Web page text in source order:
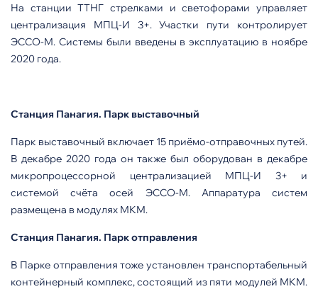
На станции ТТНГ стрелками и светофорами управляет
централизация МПЦ-И 3+. Участки пути контролирует
ЭССО-М. Системы были введены в эксплуатацию в ноябре
2020 года.
Станция Панагия. Парк выставочный
Парк выставочный включает 15 приёмо-отправочных путей.
В декабре 2020 года он также был оборудован в декабре
микропроцессорной централизацией МПЦ-И 3+ и
системой счёта осей ЭССО-М. Аппаратура систем
размещена в модулях МКМ.
Станция Панагия. Парк отправления
В Парке отправления тоже установлен транспортабельный
контейнерный комплекс, состоящий из пяти модулей МКМ.